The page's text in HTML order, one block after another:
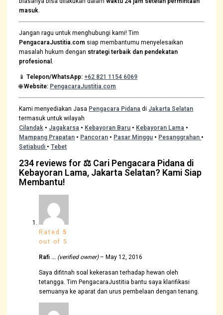
masuk.
Jangan ragu untuk menghubungi kami! Tim
PengacaraJustitia.com siap membantumu menyelesaikan
masalah hukum dengan strategi terbaik dan pendekatan
profesional.
📱Telepon/WhatsApp:+62 821 1154 6069
🌐Website: PengacaraJustitia.com
Kami menyediakan Jasa Pengacara Pidana di Jakarta Selatan
termasuk untuk wilayah
Cilandak • Jagakarsa • Kebayoran Baru • Kebayoran Lama •
Mampang Prapatan • Pancoran • Pasar Minggu • Pesanggrahan •
Setiabudi •Tebet
234 reviews for ⚖️ Cari Pengacara Pidana di
Kebayoran Lama, Jakarta Selatan? Kami Siap
Membantu!
Rated 5
out of 5
Rafi … (verified owner)– May 12, 2016
Saya difitnah soal kekerasan terhadap hewan oleh
tetangga. Tim PengacaraJustitia bantu saya klarifikasi
semuanya ke aparat dan urus pembelaan dengan tenang.